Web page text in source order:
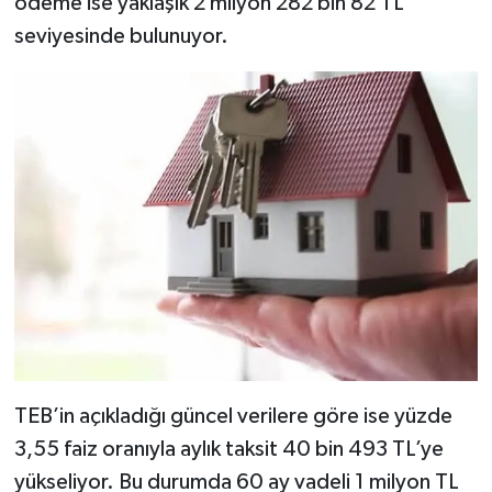
seviyesinde bulunuyor.
TEB’in açıkladığı güncel verilere göre ise yüzde
3,55 faiz oranıyla aylık taksit 40 bin 493 TL’ye
yükseliyor. Bu durumda 60 ay vadeli 1 milyon TL